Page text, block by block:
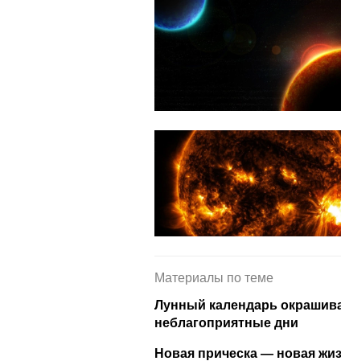
Материалы по теме
Лунный календарь
неблагоприятные дни
Новая прическа — новая